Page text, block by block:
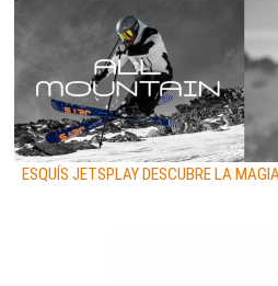
ESQUÍS JETSPLAY DESCUBRE LA